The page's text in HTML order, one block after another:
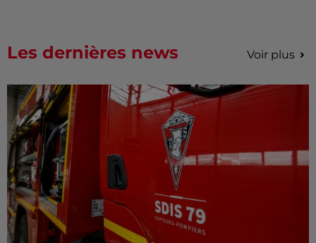
Les dernières news Voir plus